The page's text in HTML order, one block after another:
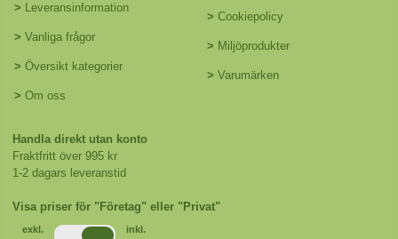
> Leveransinformation
> Vanliga frågor
> Översikt kategorier
> Om oss
> Cookiepolicy
> Miljöprodukter
> Varumärken
Handla direkt utan konto
Fraktfritt över 995 kr
1-2 dagars leveranstid
Visa priser för "Företag" eller "Privat"
exkl.
inkl.